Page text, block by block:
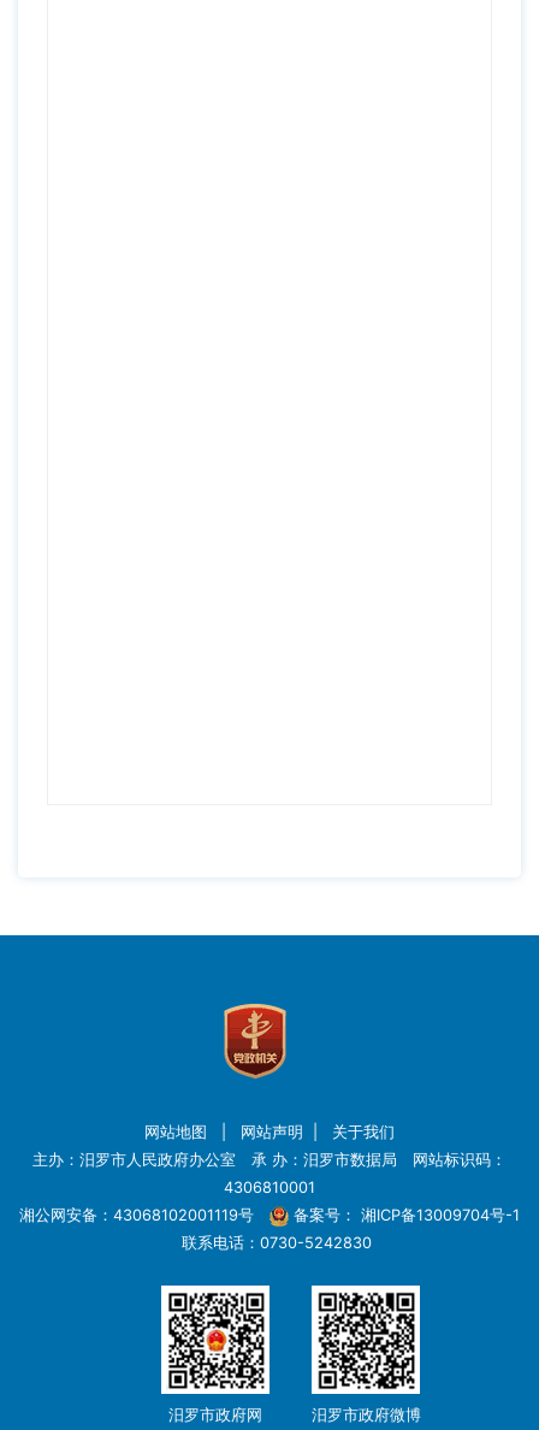
网站地图 网站声明
关于我们
主办：汨罗市人民政府办公室 承 办：汨罗市数据局 网站标识码：
4306810001
湘公网安备：43068102001119号
备案号： 湘ICP备13009704号-1
联系电话：0730-5242830
汨罗市政府网
汨罗市政府微博